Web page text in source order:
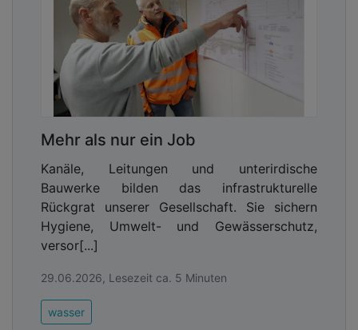
Mehr als nur ein Job
Kanäle, Leitungen und unterirdische
Bauwerke bilden das infrastrukturelle
Rückgrat unserer Gesellschaft. Sie sichern
Hygiene, Umwelt- und Gewässerschutz,
versor[...]
29.06.2026, Lesezeit ca. 5 Minuten
wasser